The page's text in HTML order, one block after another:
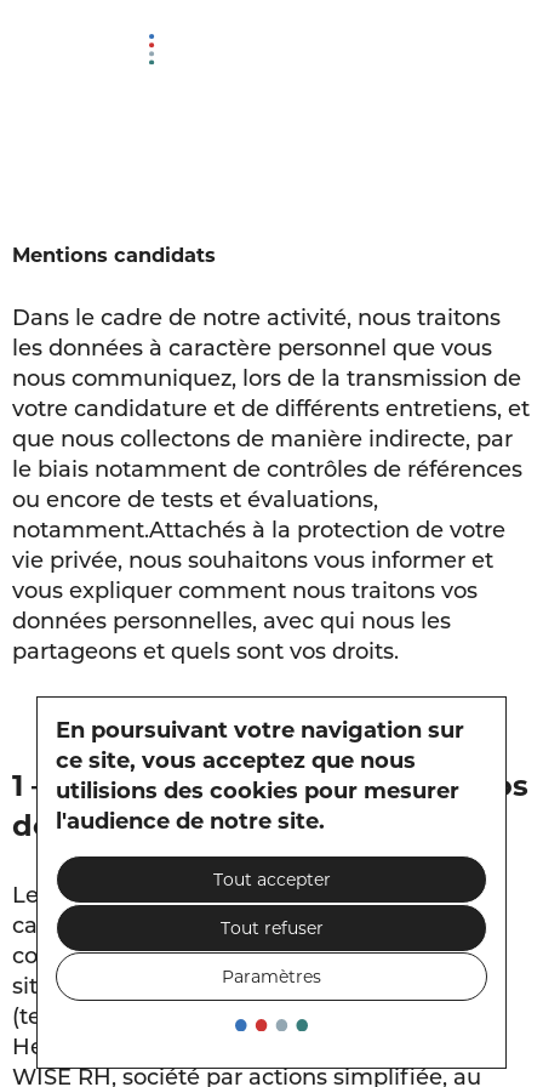
Mentions candidats
Dans le cadre de notre activité, nous traitons
les données à caractère personnel que vous
nous communiquez, lors de la transmission de
votre candidature et de différents entretiens, et
que nous collectons de manière indirecte, par
le biais notamment de contrôles de références
ou encore de tests et évaluations,
notamment.Attachés à la protection de votre
vie privée, nous souhaitons vous informer et
vous expliquer comment nous traitons vos
données personnelles, avec qui nous les
partageons et quels sont vos droits.
1 – Qui réalise le traitement de vos
données ?
Le responsable du traitement des données à
caractère personnel des candidats
communiquées notamment par le biais du
sitenos-postes
ou de divers sites d’annonces
(tels que LinkedIn, APEC, Pôle emploi,
HelloWork, Figaro Classifieds), est la société
WISE RH, société par actions simplifiée, au
En poursuivant votre navigation sur
ce site, vous acceptez que nous
utilisions des cookies pour mesurer
l'audience de notre site.
Tout accepter
Tout refuser
Paramètres